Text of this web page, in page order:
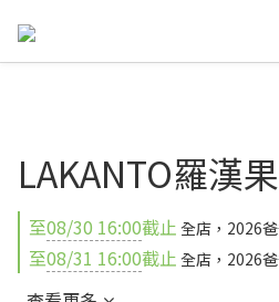
LAKANTO羅漢
至08/30 16:00截止 全店，2026
至08/31 16:00截止 全店，2026